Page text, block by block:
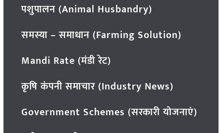
पशुपालन (Animal Husbandry)
समस्या – समाधान (Farming Solution)
Mandi Rate (मंडी रेट)
कृषि कंपनी समाचार (Industry News)
Government Schemes (सरकारी योजनाएं)